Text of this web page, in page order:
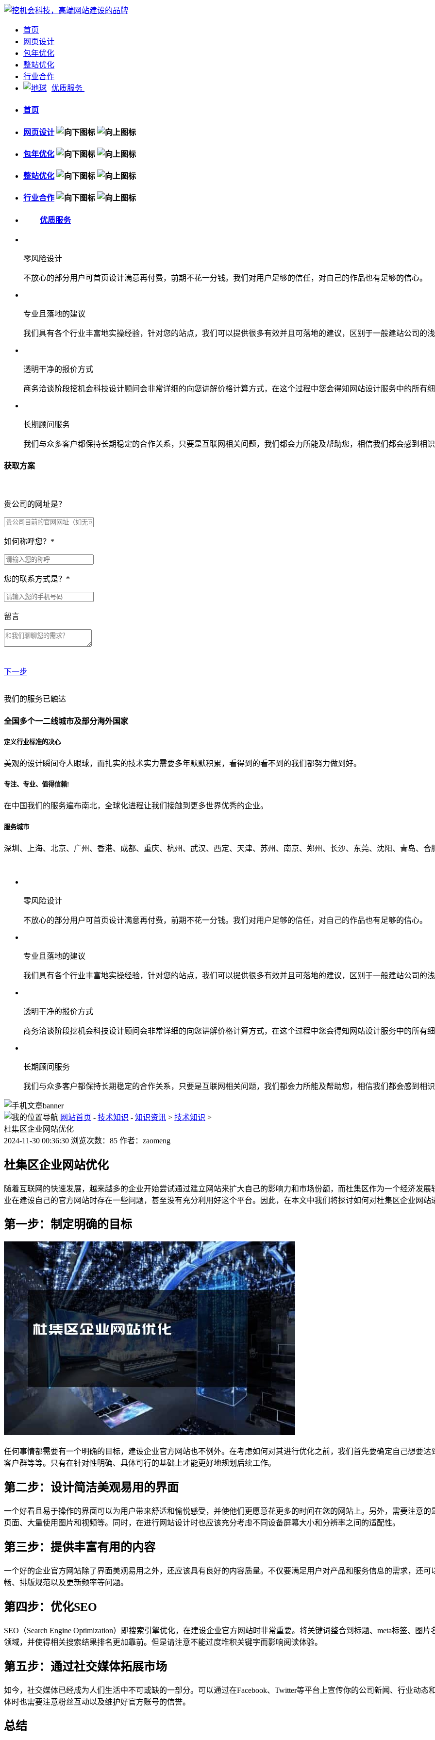
首页
网页设计
包年优化
整站优化
行业合作
优质服务
首页
网页设计
包年优化
整站优化
行业合作
优质服务
零风险设计
不放心的部分用户可首页设计满意再付费，前期不花一分钱。我们对用户足够的信任，对自己的作品也有足够的信心。
专业且落地的建议
我们具有各个行业丰富地实操经验，针对您的站点，我们可以提供很多有效并且可落地的建议，区别于一般建站公司的
透明干净的报价方式
商务洽谈阶段挖机会科技设计顾问会非常详细的向您讲解价格计算方式，在这个过程中您会得知网站设计服务中的所有
长期顾问服务
我们与众多客户都保持长期稳定的合作关系，只要是互联网相关问题，我们都会力所能及帮助您，相信我们都会感到相
获取方案
贵公司的网址是？
如何称呼您？ *
您的联系方式是？ *
留言
下一步
贵公司预算范围是？
贵公司的团队规模是？
从哪里了解到我们？
我们的服务已触达
全国多个一二线城市及部分海外国家
定义行业标准的决心
美观的设计瞬间夺人眼球，而扎实的技术实力需要多年默默积累，看得到的看不到的我们都努力做到好。
专注、专业、值得信赖!
在中国我们的服务遍布南北，全球化进程让我们接触到更多世界优秀的企业。
服务城市
深圳、上海、北京、广州、香港、成都、重庆、杭州、武汉、西定、天津、苏州、南京、郑州、长沙、东莞、沈阳、青岛、合
零风险设计
不放心的部分用户可首页设计满意再付费，前期不花一分钱。我们对用户足够的信任，对自己的作品也有足够的信心。
专业且落地的建议
我们具有各个行业丰富地实操经验，针对您的站点，我们可以提供很多有效并且可落地的建议，区别于一般建站公司的
透明干净的报价方式
商务洽谈阶段挖机会科技设计顾问会非常详细的向您讲解价格计算方式，在这个过程中您会得知网站设计服务中的所有
长期顾问服务
我们与众多客户都保持长期稳定的合作关系，只要是互联网相关问题，我们都会力所能及帮助您，相信我们都会感到相
网站首页 - 技术知识 - 知识资讯 > 技术知识 >
杜集区企业网站优化
2024-11-30 00:36:30 浏览次数：85 作者：zaomeng
杜集区企业网站优化
随着互联网的快速发展，越来越多的企业开始尝试通过建立网站来扩大自己的影响力和市场份额，而杜集区作为一个经济发
业在建设自己的官方网站时存在一些问题，甚至没有充分利用好这个平台。因此，在本文中我们将探讨如何对杜集区企业网站
第一步：制定明确的目标
任何事情都需要有一个明确的目标，建设企业官方网站也不例外。在考虑如何对其进行优化之前，我们首先要确定自己想要
客户群等等。只有在针对性明确、具体可行的基础上才能更好地规划后续工作。
第二步：设计简洁美观易用的界面
一个好看且易于操作的界面可以为用户带来舒适和愉悦感受，并使他们更愿意花更多的时间在您的网站上。另外，需要注意
页面、大量使用图片和视频等。同时，在进行网站设计时也应该充分考虑不同设备屏幕大小和分辨率之间的适配性。
第三步：提供丰富有用的内容
一个好的企业官方网站除了界面美观易用之外，还应该具有良好的内容质量。不仅要满足用户对产品和服务信息的需求，还
畅、排版规范以及更新频率等问题。
第四步：优化SEO
SEO（Search Engine Optimization）即搜索引擎优化，在建设企业官方网站时非常重要。将关键词整合到标题、meta标签、图
领域，并使得相关搜索结果排名更加靠前。但是请注意不能过度堆积关键字而影响阅读体验。
第五步：通过社交媒体拓展市场
如今，社交媒体已经成为人们生活中不可或缺的一部分。可以通过在Facebook、Twitter等平台上宣传你的公司新闻、行业动
体时也需要注意粉丝互动以及维护好官方账号的信誉。
总结